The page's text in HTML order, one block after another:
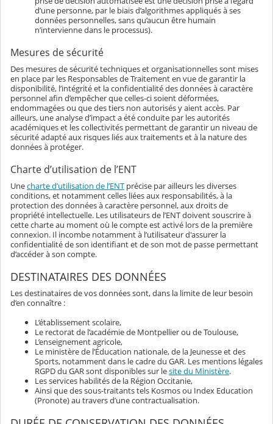
d’une personne, par le biais d’algorithmes appliqués à ses
données personnelles, sans qu’aucun être humain
n’intervienne dans le processus).
Mesures de sécurité
Des mesures de sécurité techniques et organisationnelles sont mises
en place par les Responsables de Traitement en vue de garantir la
disponibilité, l’intégrité et la confidentialité des données à caractère
personnel afin d’empêcher que celles-ci soient déformées,
endommagées ou que des tiers non autorisés y aient accès. Par
ailleurs, une analyse d’impact a été conduite par les autorités
académiques et les collectivités permettant de garantir un niveau de
sécurité adapté aux risques liés aux traitements et à la nature des
données à protéger.
Charte d’utilisation de l’ENT
Unecharte d’utilisation de l’ENT précise par ailleurs les diverses
conditions, et notamment celles liées aux responsabilités, à la
protection des données à caractère personnel, aux droits de
propriété intellectuelle. Les utilisateurs de l’ENT doivent souscrire à
cette charte au moment où le compte est activé lors de la première
connexion. Il incombe notamment à l’utilisateur d'assurer la
confidentialité de son identifiant et de son mot de passe permettant
d’accéder à son compte.
DESTINATAIRES DES DONNÉES
Les destinataires de vos données sont, dans la limite de leur besoin
d’en connaître :
L’établissement scolaire,
Le rectorat de l’académie de Montpellier ou de Toulouse,
L’enseignement agricole,
Le ministère de l’Éducation nationale, de la Jeunesse et des
Sports, notamment dans le cadre du GAR. Les mentions légales
RGPD du GAR sont disponibles sur lesite du Ministère.
Les services habilités de la Région Occitanie,
Ainsi que des sous-traitants tels Kosmos ou Index Education
(Pronote) au travers d’une contractualisation.